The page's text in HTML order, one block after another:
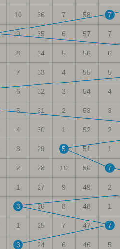
10 36 7 58 7
9 35 6 57 7
8 34 5 56 6
7 33 4 55 5
6 32 3 54 4
5 31 2 53 3
4 30 1 52 2
3 29 5 51 1
2 28 10 50 7
1 27 9 49 2
3 26 8 48 1
1 25 7 47 7
3 24 6 46 5